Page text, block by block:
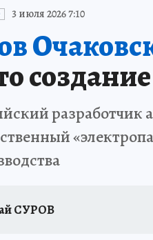
ИСПЫТАНО НА СЕБЕ
3 июля 2026 7:10
разработчик
СУРОВ